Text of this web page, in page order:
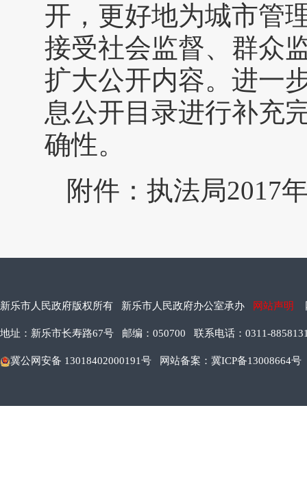
开，更好地为城市管
接受社会监督、群众
扩大公开内容。进一
息公开目录进行补充
确性。
附件： 执法局2017